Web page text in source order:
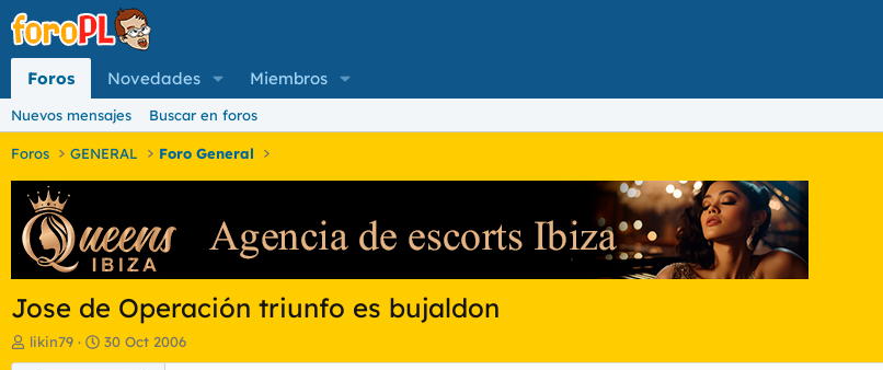
Foros Novedades Miembros
Nuevos mensajes Buscar en foros
Foros GENERAL Foro General
Jose de Operación triunfo es bujaldon
I
n
likin79
F
e
30 Oct 2006